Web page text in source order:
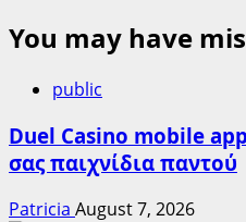
You may have
public
Duel Casino mobile
σας παιχνίδια παντού
Patricia August 7, 2026